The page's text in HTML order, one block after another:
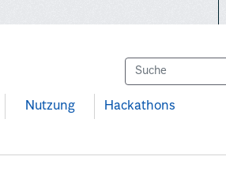
Nutzung Hackathons